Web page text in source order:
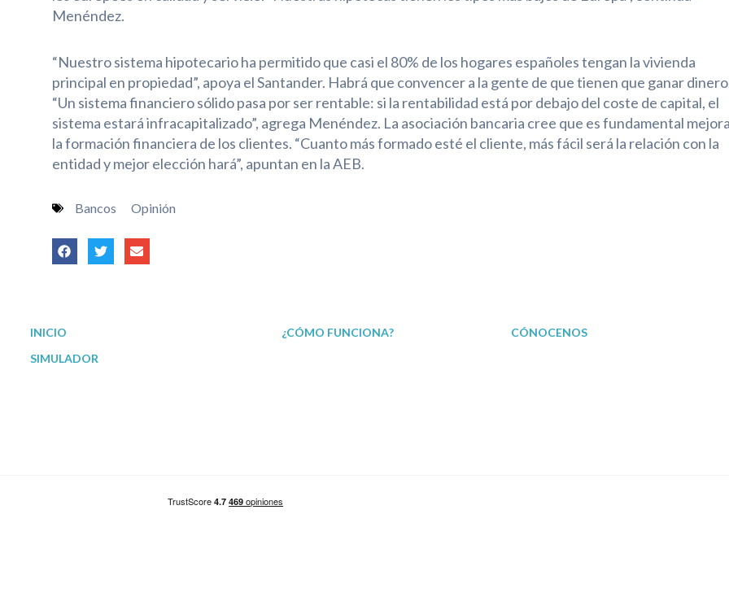
Menéndez.
“Nuestro sistema hipotecario ha permitido que casi el 80% de los hogares españoles tengan la vivienda
principal en propiedad”, apoya el Santander. Habrá que convencer a la gente de que tienen que ganar
“Un sistema financiero sólido pasa por ser rentable: si la rentabilidad está por debajo del coste de capital, el
sistema estará infracapitalizado”, agrega Menéndez. La asociación bancaria cree que es fundamental
la formación financiera de los clientes. “Cuanto más formado esté el cliente, más fácil será la relación con la
entidad y mejor elección hará”, apuntan en la AEB.
Bancos Opinión
INICIO
SIMULADOR
¿CÓMO FUNCIONA?
CÓNOCENOS